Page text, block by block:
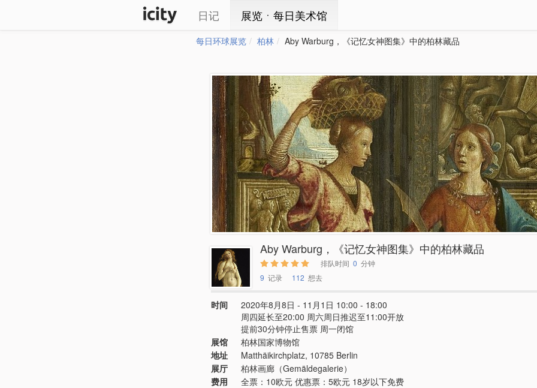
日记 展览ㆍ每日美术馆
每日环球展览 柏林 Aby Warburg，《记忆女神图集》中的柏林藏品
Aby Warburg，《记忆女神图集》中的柏林藏品
排队时间 0 分钟
9 记录 112 想去
时间
2020年8月8日 - 11月1日 10:00 - 18:00
周四延长至20:00 周六周日推迟至11:00开放
提前30分钟停止售票 周一闭馆
展馆
柏林国家博物馆
地址
Matthäikirchplatz, 10785 Berlin
展厅
柏林画廊（Gemäldegalerie）
费用
全票：10欧元 优惠票：5欧元 18岁以下免费